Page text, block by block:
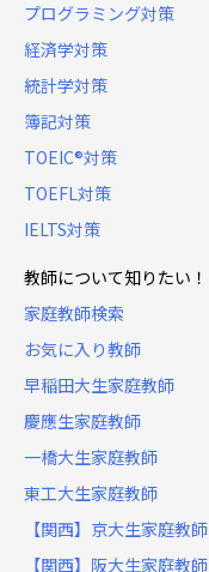
プログラミング対策
経済学対策
統計学対策
簿記対策
TOEIC®対策
TOEFL対策
IELTS対策
教師について知りたい！
家庭教師検索
お気に入り教師
早稲田大生家庭教師
慶應生家庭教師
一橋大生家庭教師
東工大生家庭教師
【関西】京大生家庭教師
【関西】阪大生家庭教師